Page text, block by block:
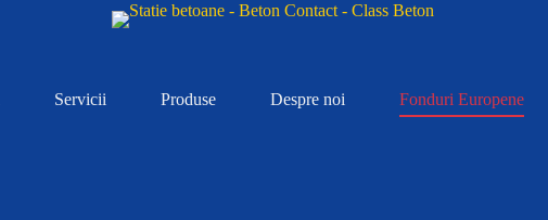
Servicii Produse Despre noi Fonduri Europene